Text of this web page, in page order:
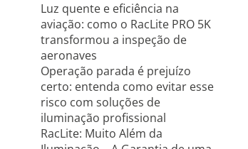
Luz quente e eficiência na
aviação: como o RacLite PRO 5K
transformou a inspeção de
aeronaves
Operação parada é prejuízo
certo: entenda como evitar esse
risco com soluções de
iluminação profissional
RacLite: Muito Além da